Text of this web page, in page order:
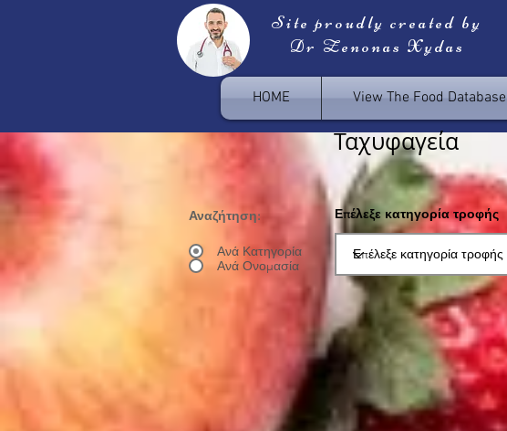
Site proudly created by
Dr Zenonas Xydas
HOME View The Food Database
Ταχυφαγεία
Επέλεξε κατηγορία τροφής
Αναζήτηση:
Ανά Κατηγορία
Ανά Ονομασία